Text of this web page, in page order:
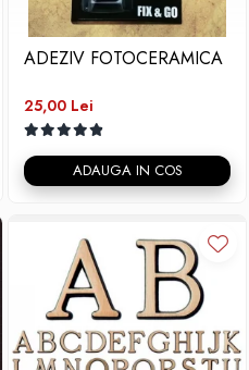
ADEZIV FOTOCERAMICA
25,00 Lei
ADAUGA IN COS